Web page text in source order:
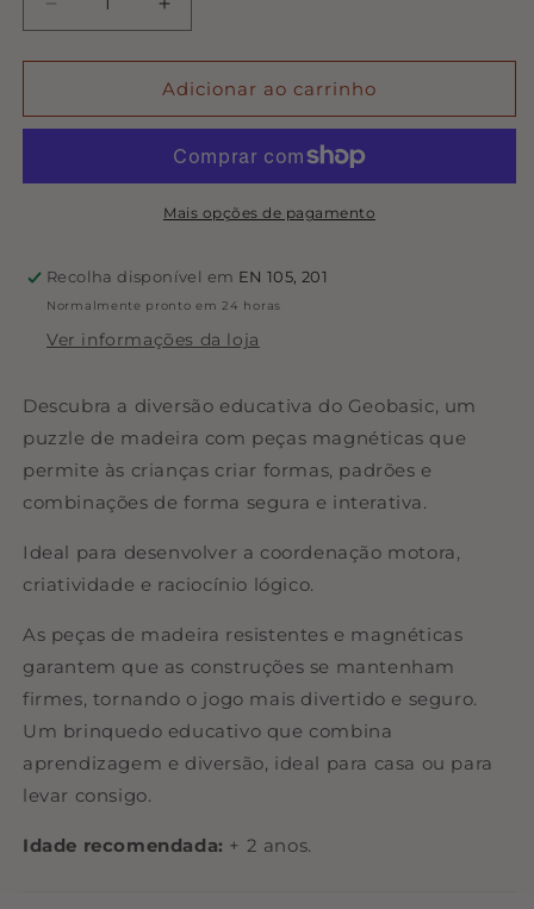
Diminuir
a
quantidade
GeoBasic-
Madeira
Djeco
Aumentar
a
quantidade
de
GeoBasic-
de
Madeira
Magnético
Djeco
Adicionar ao carrinho
Mais opções de pagamento
Recolha disponível em EN 105, 201
Normalmente pronto em 24 horas
Ver informações da loja
Descubra a diversão educativa do Geobasic, um
puzzle de madeira com peças magnéticas que
permite às crianças criar formas, padrões e
combinações de forma segura e interativa.
Ideal para desenvolver a coordenação motora,
criatividade e raciocínio lógico.
As peças de madeira resistentes e magnéticas
garantem que as construções se mantenham
firmes, tornando o jogo mais divertido e seguro.
Um brinquedo educativo que combina
aprendizagem e diversão, ideal para casa ou para
levar consigo.
Idade recomendada: + 2 anos.